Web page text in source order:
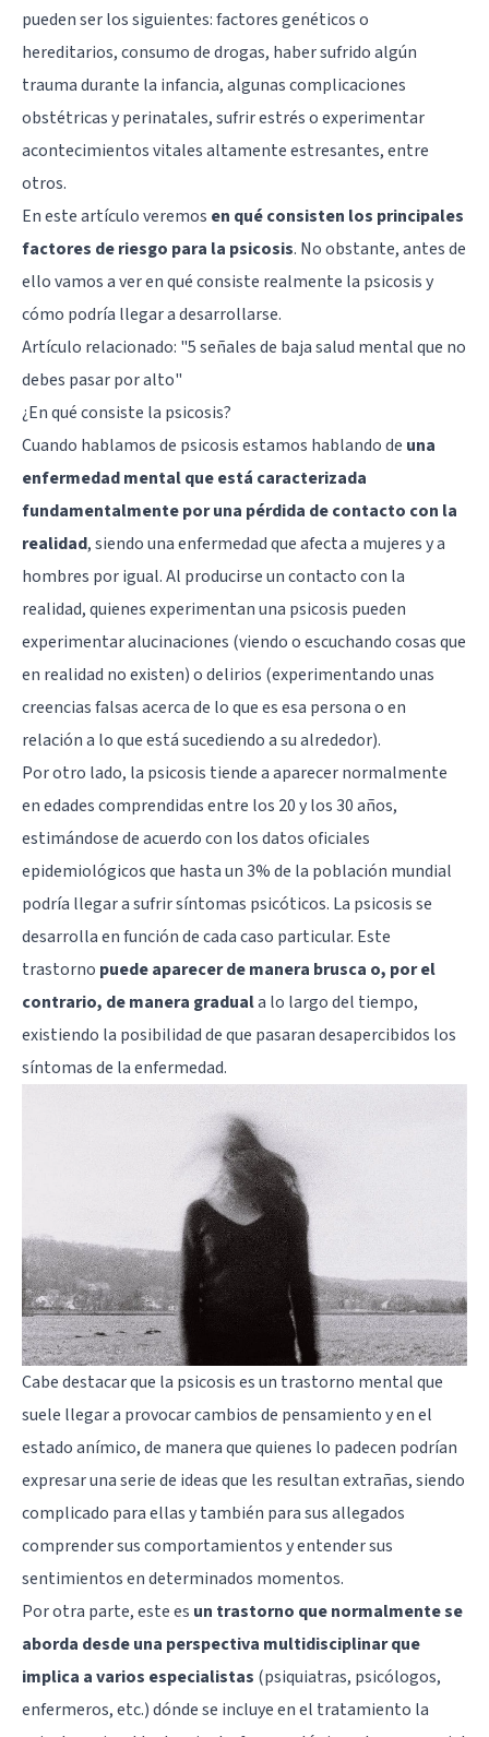
pueden ser los siguientes: factores genéticos o
hereditarios, consumo de drogas, haber sufrido algún
trauma durante la infancia, algunas complicaciones
obstétricas y perinatales, sufrir estrés o experimentar
acontecimientos vitales altamente estresantes, entre
otros.
En este artículo veremos en qué consisten los principales
factores de riesgo para la psicosis. No obstante, antes de
ello vamos a ver en qué consiste realmente la psicosis y
cómo podría llegar a desarrollarse.
Artículo relacionado: "5 señales de baja salud mental que no
debes pasar por alto"
¿En qué consiste la psicosis?
Cuando hablamos de psicosis estamos hablando de una
enfermedad mental que está caracterizada
fundamentalmente por una pérdida de contacto con la
realidad, siendo una enfermedad que afecta a mujeres y a
hombres por igual. Al producirse un contacto con la
realidad, quienes experimentan una psicosis pueden
experimentar alucinaciones (viendo o escuchando cosas que
en realidad no existen) o delirios (experimentando unas
creencias falsas acerca de lo que es esa persona o en
relación a lo que está sucediendo a su alrededor).
Por otro lado, la psicosis tiende a aparecer normalmente
en edades comprendidas entre los 20 y los 30 años,
estimándose de acuerdo con los datos oficiales
epidemiológicos que hasta un 3% de la población mundial
podría llegar a sufrir síntomas psicóticos. La psicosis se
desarrolla en función de cada caso particular. Este
trastorno puede aparecer de manera brusca o, por el
contrario, de manera graduala lo largo del tiempo,
existiendo la posibilidad de que pasaran desapercibidos los
síntomas de la enfermedad.
Cabe destacar que la psicosis es un trastorno mental que
suele llegar a provocar cambios de pensamiento y en el
estado anímico, de manera que quienes lo padecen podrían
expresar una serie de ideas que les resultan extrañas, siendo
complicado para ellas y también para sus allegados
comprender sus comportamientos y entender sus
sentimientos en determinados momentos.
Por otra parte, este es un trastorno que normalmente se
aborda desde una perspectiva multidisciplinar que
implica a varios especialistas (psiquiatras, psicólogos,
enfermeros, etc.) dónde se incluye en el tratamiento la